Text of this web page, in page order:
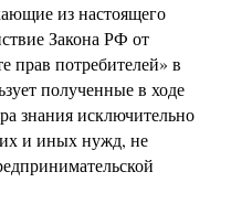
из настоящего
Закона РФ от
прав потребителей» в
полученные в ходе
знания исключительно
и иных нужд, не